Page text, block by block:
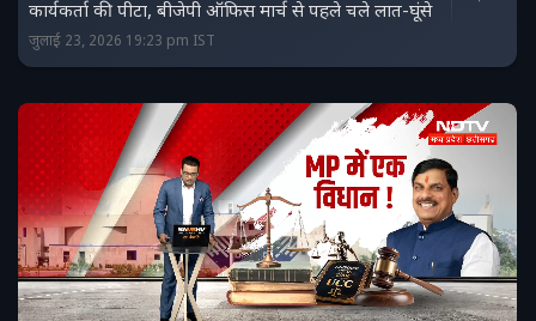
कार्यकर्ता की पीटा, बीजेपी ऑफिस मार्च से पहले चले लात-घूंसे
जुलाई 23, 2026 19:23 pm IST